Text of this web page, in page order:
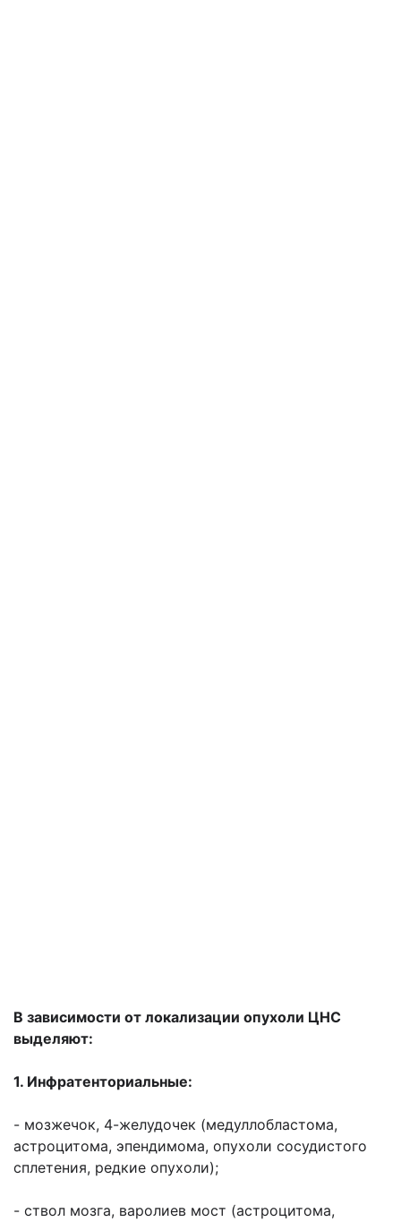
В зависимости от локализации опухоли ЦНС
выделяют:
1. Инфратенториальные:
- мозжечок, 4-желудочек (медуллобластома,
астроцитома, эпендимома, опухоли сосудистого
сплетения, редкие опухоли);
- ствол мозга, варолиев мост (астроцитома,